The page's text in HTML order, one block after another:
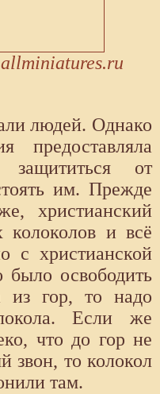
людей. Однако
предоставляла
защититься от
им. Прежде
христианский
колоколов и всё
с христианской
освободить
из гор, то надо
Если же
что до гор не
звон, то колокол
там.